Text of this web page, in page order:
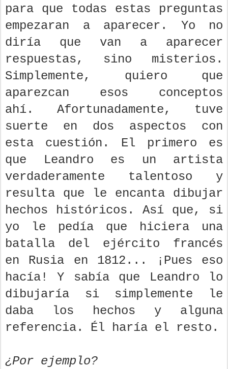
para que todas estas preguntas
empezaran a aparecer. Yo no
diría que van a aparecer
respuestas, sino misterios.
Simplemente, quiero que
aparezcan esos conceptos
ahí. Afortunadamente, tuve
suerte en dos aspectos con
esta cuestión. El primero es
que Leandro es un artista
verdaderamente talentoso y
resulta que le encanta dibujar
hechos históricos. Así que, si
yo le pedía que hiciera una
batalla del ejército francés
en Rusia en 1812... ¡Pues eso
hacía! Y sabía que Leandro lo
dibujaría si simplemente le
daba los hechos y alguna
referencia. Él haría el resto.
¿Por ejemplo?